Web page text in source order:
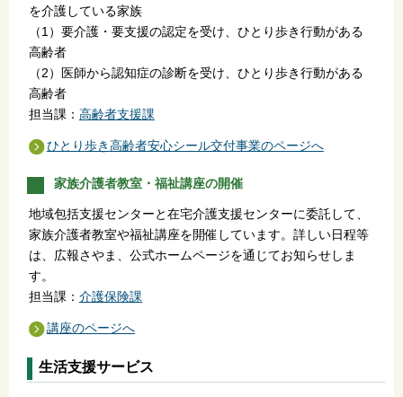
を介護している家族
（1）要介護・要支援の認定を受け、ひとり歩き行動がある
高齢者
（2）医師から認知症の診断を受け、ひとり歩き行動がある
高齢者
担当課： 高齢者支援課
ひとり歩き高齢者安心シール交付事業のページへ
家族介護者教室・福祉講座の開催
地域包括支援センターと在宅介護支援センターに委託して、
家族介護者教室や福祉講座を開催しています。詳しい日程等
は、広報さやま、公式ホームページを通じてお知らせしま
す。
担当課： 介護保険課
講座のページへ
生活支援サービス